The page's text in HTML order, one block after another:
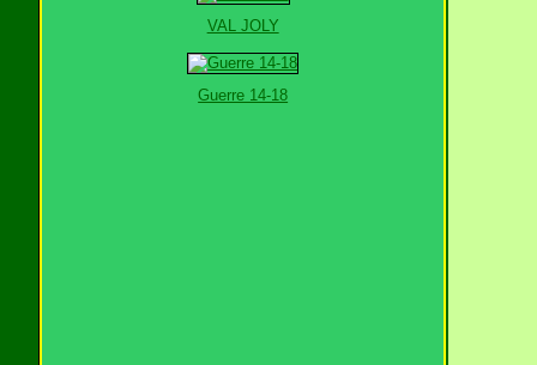
VAL JOLY
Guerre 14-18